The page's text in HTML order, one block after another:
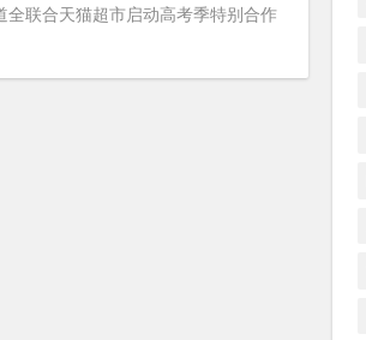
全联合天猫超市启动高考季特别合作